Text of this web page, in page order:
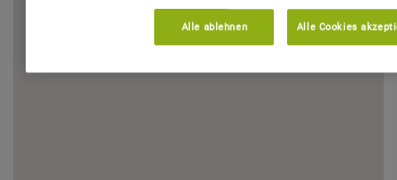
Alle ablehnen Alle Cookies